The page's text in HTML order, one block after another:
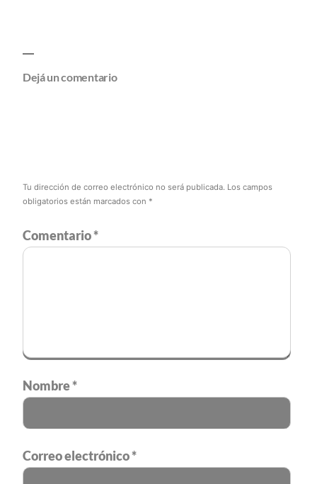
Dejá un comentario
Tu dirección de correo electrónico no será publicada. Los campos
obligatorios están marcados con *
Comentario*
Nombre*
Correo electrónico*